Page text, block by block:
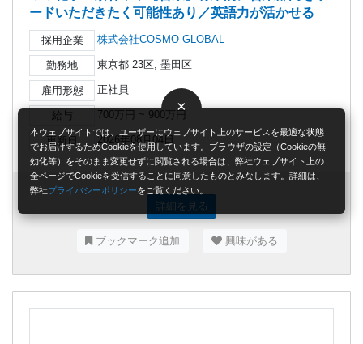
×
本ウェブサイトでは、ユーザーにウェブサイト上のサービスを最適な状態
でお届けするためCookieを使用しています。ブラウザの設定（Cookieの無
効化等）をそのまま変更せずに閲覧される場合は、弊社ウェブサイト上の
全ページでCookieを受信することに同意したものとみなします。詳細は、
弊社プライバシーポリシーをご覧ください。
ードいただきたく可能性あり／英語力が活かせる
採用企業 株式会社COSMO GLOBAL
勤務地 東京都 23区, 墨田区
雇用形態 正社員
給与 700万円 ~ 900万円
更新日 2026年08月04日
詳細を見る
ブックマーク追加 興味がある